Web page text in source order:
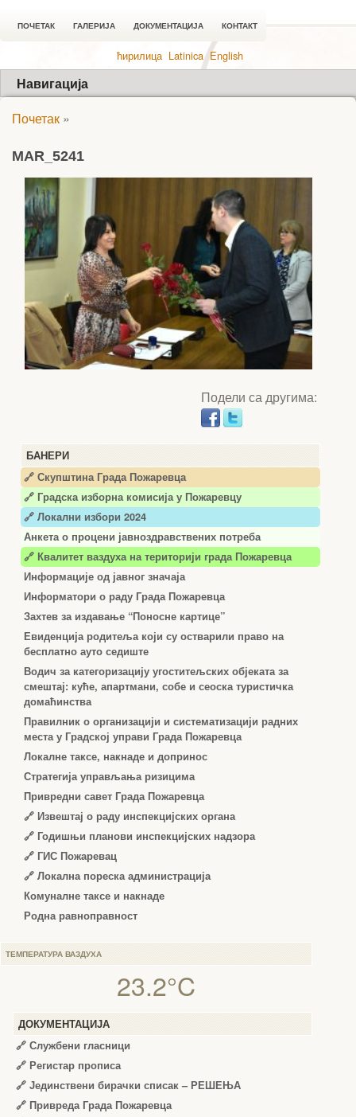
ПОЧЕТАК ГАЛЕРИЈА ДОКУМЕНТАЦИЈА КОНТАКТ
ћирилица Latinica English
Навигација
БАНЕРИ
🔗 Скупштина Града Пожаревца
🔗 Градска изборна комисија у Пожаревцу
🔗 Локални избори 2024
Анкета о процени јавноздравствених потреба
🔗 Квалитет ваздуха на територији града Пожаревца
Информације од јавног значаја
Информатори о раду Града Пожаревца
Захтев за издавање “Поносне картице”
Евиденција родитеља који су остварили право на
бесплатно ауто седиште
Водич за категоризацију угоститељских објеката за
смештај: куће, апартмани, собе и сеоска туристичка
домаћинства
Правилник о организацији и систематизацији радних
места у Градској управи Града Пожаревца
Локалне таксе, накнаде и допринос
Стратегија управљања ризицима
Привредни савет Града Пожаревца
🔗 Извештај о раду инспекцијских органа
🔗 Годишњи планови инспекцијских надзора
🔗 ГИС Пожаревац
🔗 Локална пореска администрација
Комуналне таксе и накнаде
Родна равноправност
Почетак »
MAR_5241
Подели са другима:
ТЕМПЕРАТУРА ВАЗДУХА
23.2°C
ДОКУМЕНТАЦИЈА
🔗 Службени гласници
🔗 Регистар прописа
🔗 Јединствени бирачки списак – РЕШЕЊА
🔗 Привреда Града Пожаревца